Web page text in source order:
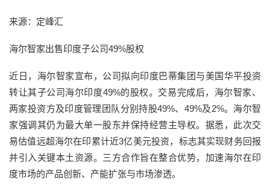
来源：定峰汇
海尔智家出售印度子公司49%股权
近日，海尔智家宣布，公司拟向印度巴蒂集团与美国华平投资
转让其子公司海尔印度49%的股权。交易完成后，海尔智家、
两家投资方及印度管理团队分别持股49%、49%及2%。海尔智
家强调其仍为最大单一股东并保持经营主导权。据悉，此次交
易估值远超海尔在印累计近3亿美元投资，标志其实现财务回报
并引入关键本土资源。三方合作旨在整合优势，加速海尔在印
度市场的产品创新、产能扩张与市场渗透。